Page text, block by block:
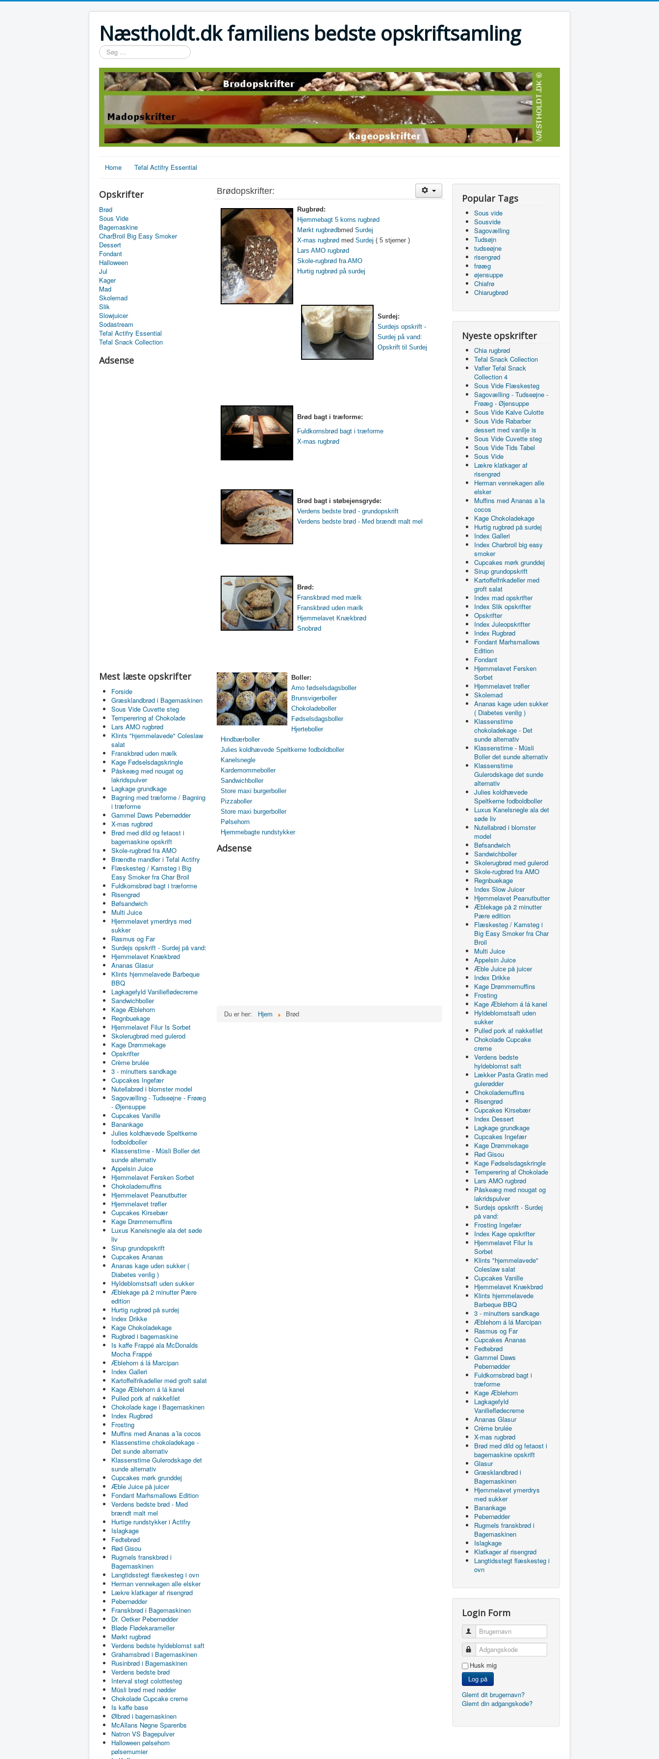
Næstholdt.dk familiens bedste opskriftsamling
Søg
…
Home Tefal Actifry Essential
Opskrifter
Brød
Sous Vide
Bagemaskine
CharBroil Big Easy Smoker
Dessert
Fondant
Halloween
Jul
Kager
Mad
Skolemad
Slik
Slowjuicer
Sodastream
Tefal Actifry Essential
Tefal Snack Collection
Adsense
Mest læste opskrifter
Forside
Græsklandbrød i Bagemaskinen
Sous Vide Cuvette steg
Temperering af Chokolade
Lars AMO rugbrød
Klints "hjemmelavede" Coleslaw
salat
Franskbrød uden mælk
Kage Fødselsdagskringle
Påskeæg med nougat og
lakridspulver
Lagkage grundkage
Bagning med træforme / Bagning
i træforme
Gammel Daws Pebernødder
X-mas rugbrød
Brød med dild og fetaost i
bagemaskine opskrift
Skole-rugbrød fra AMO
Brændte mandler i Tefal Actifry
Flæskesteg / Kamsteg i Big
Easy Smoker fra Char Broil
Fuldkornsbrød bagt i træforme
Risengrød
Bøfsandwich
Multi Juice
Hjemmelavet ymerdrys med
sukker
Rasmus og Far
Surdejs opskrift - Surdej på vand:
Hjemmelavet Knækbrød
Ananas Glasur
Klints hjemmelavede Barbeque
BBQ
Lagkagefyld Vanilieflødecreme
Sandwichboller
Kage Æblehorn
Regnbuekage
Hjemmelavet Filur Is Sorbet
Skolerugbrød med gulerod
Kage Drømmekage
Opskrifter
Crème brulée
3 - minutters sandkage
Cupcakes Ingefær
Nutellabrød i blomster model
Sagovælling - Tudseøjne - Frøæg
- Øjensuppe
Cupcakes Vanille
Banankage
Julies koldhævede Speltkerne
fodboldboller
Klassenstime - Müsli Boller det
sunde alternativ
Appelsin Juice
Hjemmelavet Fersken Sorbet
Chokolademuffins
Hjemmelavet Peanutbutter
Hjemmelavet trøfler
Cupcakes Kirsebær
Kage Drømmemuffins
Luxus Kanelsnegle ala det søde
liv
Sirup grundopskrift
Cupcakes Ananas
Ananas kage uden sukker (
Diabetes venlig )
Hyldeblomstsaft uden sukker
Æblekage på 2 minutter Pære
edition
Hurtig rugbrød på surdej
Index Drikke
Kage Chokoladekage
Rugbrød i bagemaskine
Is kaffe Frappé ala McDonalds
Mocha Frappé
Æblehorn á lá Marcipan
Index Galleri
Kartoffelfrikadeller med groft salat
Kage Æblehorn á lá kanel
Pulled pork af nakkefilet
Chokolade kage i Bagemaskinen
Index Rugbrød
Frosting
Muffins med Ananas a´la cocos
Klassenstime chokoladekage -
Det sunde alternativ
Klassenstime Gulerodskage det
sunde alternativ
Cupcakes mørk grunddej
Æble Juice på juicer
Fondant Marhsmallows Edition
Verdens bedste brød - Med
brændt malt mel
Hurtige rundstykker i Actifry
Islagkage
Fedtebrød
Rød Gisou
Rugmels franskbrød i
Bagemaskinen
Langtidsstegt flæskesteg i ovn
Herman vennekagen alle elsker
Lækre klatkager af risengrød
Pebernødder
Franskbrød i Bagemaskinen
Dr. Oetker Pebernødder
Bløde Flødekarameller
Mørkt rugbrød
Verdens bedste hyldeblomst saft
Grahamsbrød i Bagemaskinen
Rusinbrød i Bagemaskinen
Verdens bedste brød
Interval stegt colottesteg
Müsli brød med nødder
Chokolade Cupcake creme
Is kaffe base
Ølbrød i bagemaskinen
McAllans Nøgne Spareribs
Natron VS Bagepulver
Halloween pølsehorn
pølsemumier
Brødopskrifter:
Rugbrød:
Hjemmebagt 5 korns rugbrød
Mørkt rugbrød bmed Surdej
X-mas rugbrød med Surdej ( 5 stjerner )
Lars AMO rugbrød
Skole-rugbrød fra AMO
Hurtig rugbrød på surdej
Surdej:
Surdejs opskrift -
Surdej på vand:
Opskrift til Surdej
Brød bagt i træforme:
Fuldkornsbrød bagt i træforme
X-mas rugbrød
Brød bagt i støbejensgryde:
Verdens bedste brød - grundopskrift
Verdens bedste brød - Med brændt malt mel
Brød:
Franskbrød med mælk
Franskbrød uden mælk
Hjemmelavet Knækbrød
Snobrød
Boller:
Amo fødselsdagsboller
Brunsvigerboller
Chokoladeboller
Fødselsdagsboller
Hjerteboller
Hindbærboller
Julies koldhævede Speltkerne fodboldboller
Kanelsnegle
Kardemommeboller
Sandwichboller
Store maxi burgerboller
Pizzaboller
Store maxi burgerboller
Pølsehorn
Hjemmebagte rundstykker
Adsense
Du er her: Hjem Brød
Popular Tags
Sous vide
Sousvide
Sagovælling
Tudsøjn
tudseøjne
risengrød
frøæg
øjensuppe
Chiafrø
Chiarugbrød
Nyeste opskrifter
Chia rugbrød
Tefal Snack Collection
Vafler Tefal Snack
Collection 4
Sous Vide Flæskesteg
Sagovælling - Tudseøjne -
Frøæg - Øjensuppe
Sous Vide Kalve Culotte
Sous Vide Rabarber
dessert med vanilje is
Sous Vide Cuvette steg
Sous Vide Tids Tabel
Sous Vide
Lækre klatkager af
risengrød
Herman vennekagen alle
elsker
Muffins med Ananas a´la
cocos
Kage Chokoladekage
Hurtig rugbrød på surdej
Index Galleri
Index Charbroil big easy
smoker
Cupcakes mørk grunddej
Sirup grundopskrift
Kartoffelfrikadeller med
groft salat
Index mad opskrifter
Index Slik opskrifter
Opskrifter
Index Juleopskrifter
Index Rugbrød
Fondant Marhsmallows
Edition
Fondant
Hjemmelavet Fersken
Sorbet
Hjemmelavet trøfler
Skolemad
Ananas kage uden sukker
( Diabetes venlig )
Klassenstime
chokoladekage - Det
sunde alternativ
Klassenstime - Müsli
Boller det sunde alternativ
Klassenstime
Gulerodskage det sunde
alternativ
Julies koldhævede
Speltkerne fodboldboller
Luxus Kanelsnegle ala det
søde liv
Nutellabrød i blomster
model
Bøfsandwich
Sandwichboller
Skolerugbrød med gulerod
Skole-rugbrød fra AMO
Regnbuekage
Index Slow Juicer
Hjemmelavet Peanutbutter
Æblekage på 2 minutter
Pære edition
Flæskesteg / Kamsteg i
Big Easy Smoker fra Char
Broil
Multi Juice
Appelsin Juice
Æble Juice på juicer
Index Drikke
Kage Drømmemuffins
Frosting
Kage Æblehorn á lá kanel
Hyldeblomstsaft uden
sukker
Pulled pork af nakkefilet
Chokolade Cupcake
creme
Verdens bedste
hyldeblomst saft
Lækker Pasta Gratin med
gulerødder
Chokolademuffins
Risengrød
Cupcakes Kirsebær
Index Dessert
Lagkage grundkage
Cupcakes Ingefær
Kage Drømmekage
Rød Gisou
Kage Fødselsdagskringle
Temperering af Chokolade
Lars AMO rugbrød
Påskeæg med nougat og
lakridspulver
Surdejs opskrift - Surdej
på vand:
Frosting Ingefær
Index Kage opskrifter
Hjemmelavet Filur Is
Sorbet
Klints "hjemmelavede"
Coleslaw salat
Cupcakes Vanille
Hjemmelavet Knækbrød
Klints hjemmelavede
Barbeque BBQ
3 - minutters sandkage
Æblehorn á lá Marcipan
Rasmus og Far
Cupcakes Ananas
Fedtebrød
Gammel Daws
Pebernødder
Fuldkornsbrød bagt i
træforme
Kage Æblehorn
Lagkagefyld
Vanilieflødecreme
Ananas Glasur
Crème brulée
X-mas rugbrød
Brød med dild og fetaost i
bagemaskine opskrift
Glasur
Græsklandbrød i
Bagemaskinen
Hjemmelavet ymerdrys
med sukker
Banankage
Pebernødder
Rugmels franskbrød i
Bagemaskinen
Islagkage
Klatkager af risengrød
Langtidsstegt flæskesteg i
ovn
Login Form
Brugernavn
Adgangskode
Husk mig
Log på
Glemt dit brugernavn?
Glemt din adgangskode?